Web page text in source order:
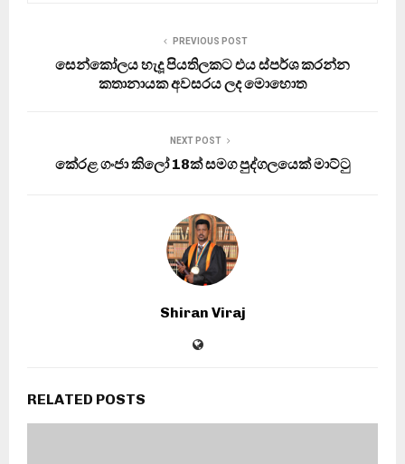
PREVIOUS POST
සෙන්කෝලය හැදූ පියතිලකට එය ස්පර්ශ කරන්න
කතානායක අවසරය ලද මොහොත
NEXT POST
කේරළ ගංජා කිලෝ 18ක් සමග පුද්ගලයෙක් මාට්ටු
Shiran Viraj
RELATED POSTS